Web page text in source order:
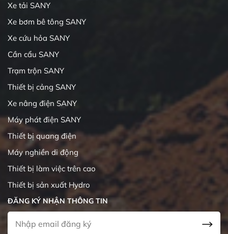
Xe tải SANY
Xe bơm bê tông SANY
Xe cứu hỏa SANY
Cần cẩu SANY
Trạm trộn SANY
Thiết bị cảng SANY
Xe nâng điện SANY
Máy phát điện SANY
Thiết bị quang điện
Máy nghiền di động
Thiết bị làm việc trên cao
Thiết bị sản xuất Hydro
ĐĂNG KÝ NHẬN THÔNG TIN